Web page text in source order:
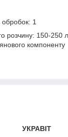
обробок: 1
розчину: 150-250
компоненту
УКРАВІТ